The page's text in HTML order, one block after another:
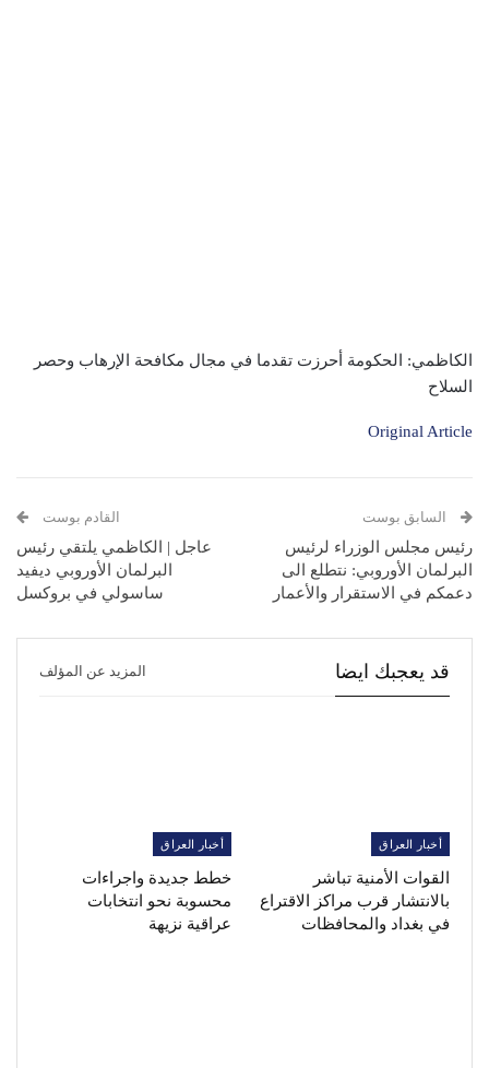
الكاظمي: الحكومة أحرزت تقدما في مجال مكافحة الإرهاب وحصر
السلاح
Original Article
السابق بوست
رئيس مجلس الوزراء لرئيس
البرلمان الأوروبي: نتطلع الى
دعمكم في الاستقرار والأعمار
القادم بوست
عاجل | الكاظمي يلتقي رئيس
البرلمان الأوروبي ديفيد
ساسولي في بروكسل
قد يعجبك ايضا المزيد عن المؤلف
أخبار العراق
القوات الأمنية تباشر
بالانتشار قرب مراكز الاقتراع
في بغداد والمحافظات
أخبار العراق
خطط جديدة واجراءات
محسوبة نحو انتخابات
عراقية نزيهة